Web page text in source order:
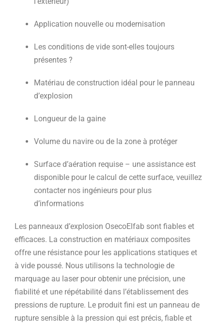
Application nouvelle ou modernisation
Les conditions de vide sont-elles toujours
présentes ?
Matériau de construction idéal pour le panneau
d’explosion
Longueur de la gaine
Volume du navire ou de la zone à protéger
Surface d’aération requise – une assistance est
disponible pour le calcul de cette surface, veuillez
contacter nos ingénieurs pour plus
d’informations
Les panneaux d’explosion OsecoElfab sont fiables et
efficaces. La construction en matériaux composites
offre une résistance pour les applications statiques et
à vide poussé. Nous utilisons la technologie de
marquage au laser pour obtenir une précision, une
fiabilité et une répétabilité dans l’établissement des
pressions de rupture. Le produit fini est un panneau de
rupture sensible à la pression qui est précis, fiable et